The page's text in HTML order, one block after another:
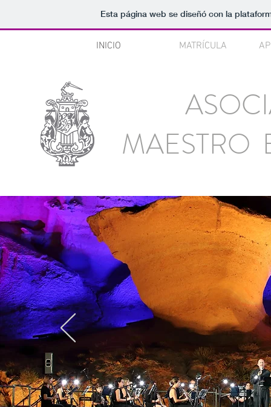
Esta página web se diseñó con la
INICIO MATRÍCULA
MAESTRO